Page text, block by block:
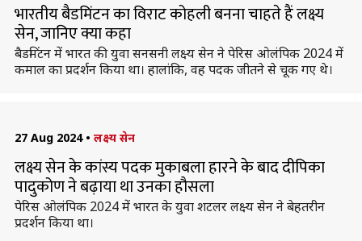
भारतीय बैडमिंटन का विराट कोहली बनना चाहते हैं लक्ष्य
सेन, जानिए क्या कहा
बैडमिंटन में भारत की युवा सनसनी लक्ष्य सेन ने पेरिस ओलंपिक 2024 में
कमाल का प्रदर्शन किया था। हालांकि, वह पदक जीतने से चूक गए थे।
27 Aug 2024 • लक्ष्य सेन
लक्ष्य सेन के कांस्य पदक मुकाबला हारने के बाद दीपिका
पादुकोण ने बढ़ाया था उनका हौसला
पेरिस ओलंपिक 2024 में भारत के युवा शटलर लक्ष्य सेन ने बेहतरीन
प्रदर्शन किया था।